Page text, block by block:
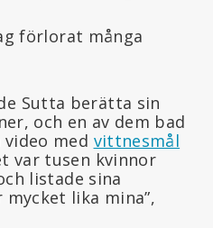
förlorat många
Sutta berätta sin
och en av dem bad
med vittnesmål
var tusen kvinnor
listade sina
lika mina”,